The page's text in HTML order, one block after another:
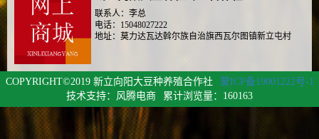
联系人：李总
电话：15048027222
地址：莫力达瓦达斡尔族自治旗西瓦尔图镇新立屯村
COPYRIGHT©2019 新立向阳大豆种养殖合作社
蒙ICP备19001222号-1
技术支持：风腾电商
累计浏览量：160163